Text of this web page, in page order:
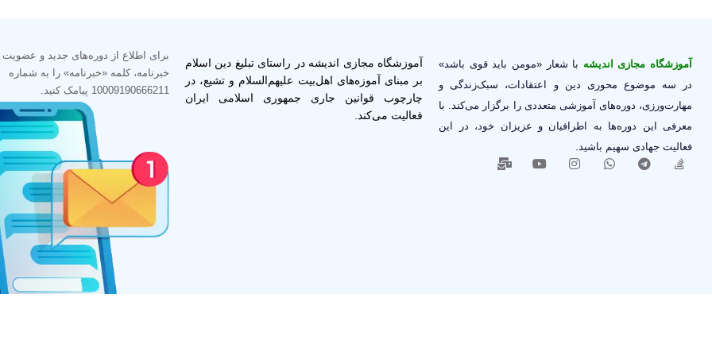
آموزشگاه مجازی اندیشه با شعار «مومن باید قوی باشد»
در سه موضوع محوری دین و اعتقادات، سبک‌زندگی و
مهارت‌ورزی، دوره‌های آموزشی متعددی را برگزار می‌کند. با
معرفی این دوره‌ها به اطرافیان و عزیزان خود، در این
فعالیت جهادی سهیم باشید.
آموزشگاه مجازی اندیشه در راستای تبلیغ دین اسلام
بر مبنای آموزه‌های اهل‌بیت علیهم‌السلام و تشیع، در
چارچوب قوانین جاری جمهوری اسلامی ایران
فعالیت می‌کند.
برای اطلاع از دوره‌های جدید و عضویت
خبرنامه، کلمه «خبرنامه» را به شماره
10009190666211 پیامک کنید.